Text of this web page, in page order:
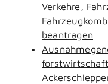
Verkehre,
beantragen